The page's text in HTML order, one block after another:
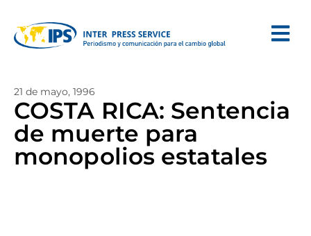
21 de mayo, 1996
COSTA RICA: Sentencia
de muerte para
monopolios estatales